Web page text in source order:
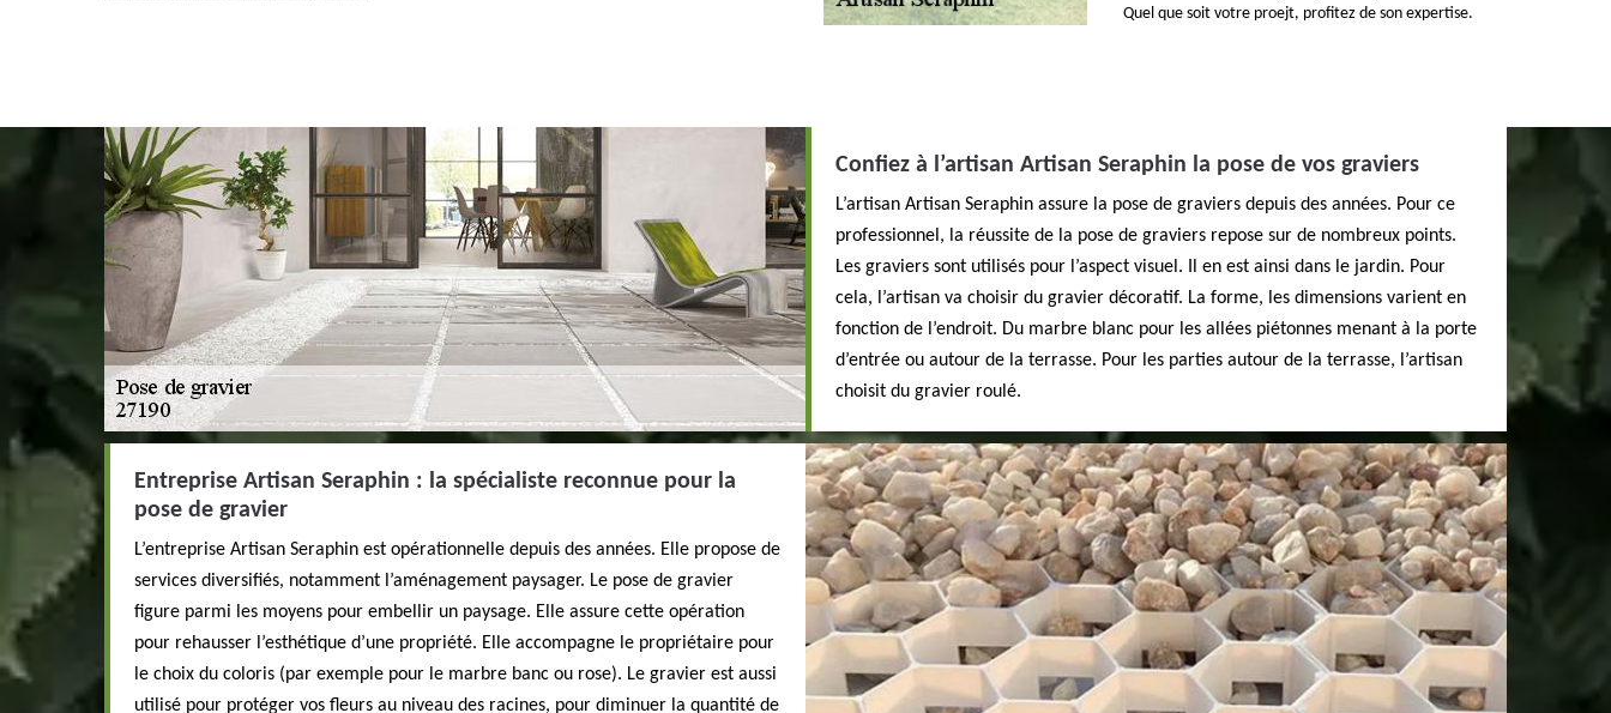
Quel que soit votre proejt, profitez de son expertise.
Confiez à l’artisan Artisan Seraphin la pose de vos graviers
L’artisan Artisan Seraphin assure la pose de graviers depuis des années. Pour ce
professionnel, la réussite de la pose de graviers repose sur de nombreux points.
Les graviers sont utilisés pour l’aspect visuel. Il en est ainsi dans le jardin. Pour
cela, l’artisan va choisir du gravier décoratif. La forme, les dimensions varient en
fonction de l’endroit. Du marbre blanc pour les allées piétonnes menant à la porte
d’entrée ou autour de la terrasse. Pour les parties autour de la terrasse, l’artisan
choisit du gravier roulé.
Entreprise Artisan Seraphin : la spécialiste reconnue pour la
pose de gravier
L’entreprise Artisan Seraphin est opérationnelle depuis des années. Elle propose de
services diversifiés, notamment l’aménagement paysager. Le pose de gravier
figure parmi les moyens pour embellir un paysage. Elle assure cette opération
pour rehausser l’esthétique d’une propriété. Elle accompagne le propriétaire pour
le choix du coloris (par exemple pour le marbre banc ou rose). Le gravier est aussi
utilisé pour protéger vos fleurs au niveau des racines, pour diminuer la quantité de